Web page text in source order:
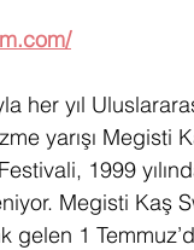
her yıl
yarışı Megisti
1999
Megisti Kaş
gelen 1